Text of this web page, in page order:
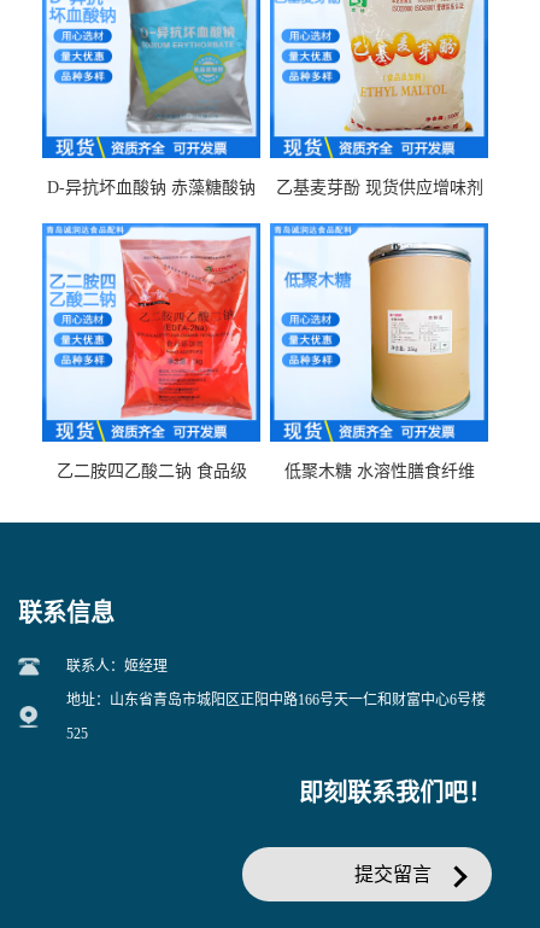
D-异抗坏血酸钠 赤藻糖酸钠
乙基麦芽酚 现货供应增味剂
乙二胺四乙酸二钠 食品级
低聚木糖 水溶性膳食纤维
联系信息
联系人：姬经理
地址：山东省青岛市城阳区正阳中路166号天一仁和财富中心6号楼
525
即刻联系我们吧！
提交留言